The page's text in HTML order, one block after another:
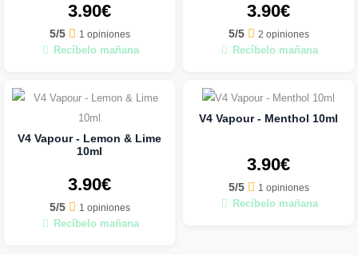
3.90€
5/5 1 opiniones
Recíbelo mañana
3.90€
5/5 2 opiniones
Recíbelo mañana
V4 Vapour - Lemon & Lime
10ml
3.90€
5/5 1 opiniones
Recíbelo mañana
V4 Vapour - Menthol 10ml
3.90€
5/5 1 opiniones
Recíbelo mañana